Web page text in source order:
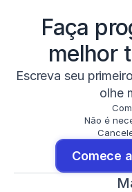
Faça
melhor
Escreva seu
olhe
Não é
Comece